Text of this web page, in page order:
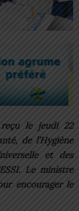
reçu le jeudi 22
de l’Hygiène
et des
Le ministre
encourager le